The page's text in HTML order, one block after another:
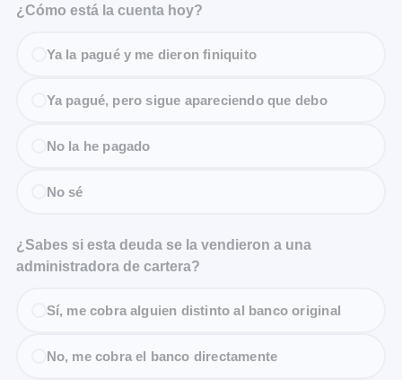
¿Cómo está la cuenta hoy?
Ya la pagué y me dieron finiquito
Ya pagué, pero sigue apareciendo que debo
No la he pagado
No sé
¿Sabes si esta deuda se la vendieron a una
administradora de cartera?
Sí, me cobra alguien distinto al banco original
No, me cobra el banco directamente